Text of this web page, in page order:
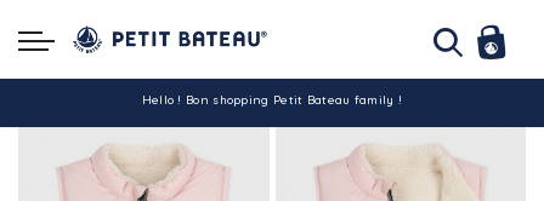
Hello ! Bon shopping Petit Bateau family !
La livraison est assurée partout en Tunisie !